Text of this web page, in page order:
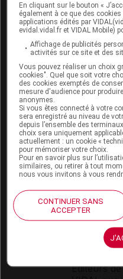
Boutique
VIDAL
VIDAL
eVIDAL
VIDAL
VIDAL
VIDAL
VIDAL e-
Espace
Qui
VIDAL
Carrières
Charte
Service
Contact
Espace
Éditeurs
En cliquant sur le bouton «
également à ce que des
applications édités par
evidal.vidal.fr et VIDAL Mobile)
Affichage de publicités
activités sur ce site et des
Vous pouvez réaliser un choix
cookies". Quel que soit votre
des cookies exemptés de
mesure d'audience pour
anonymes.
Si vous êtes connecté à votre
sera enregistré au niveau de
depuis l’ensemble des
choix sera uniquement
actuellement : un cookie «
pour mémoriser votre choix.
Pour en savoir plus sur
similaires, ou retirer à tout
nous vous invitons à vous
CONTINUER SANS
ACCEPTER